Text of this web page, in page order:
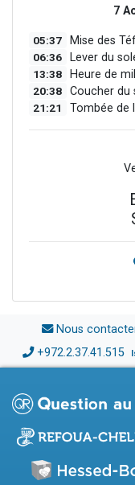
7
05:37 Mise des
06:36 Lever du
13:38 Heure de
20:38 Coucher du
21:21 Tombée de
Nous
+972.2.37.41.515